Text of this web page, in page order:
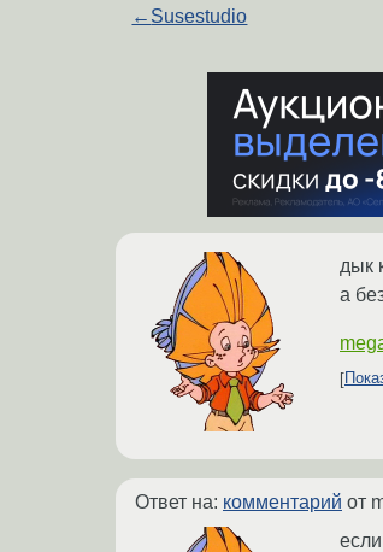
← Susestudio
дык
а
Ответ на: комментарий от